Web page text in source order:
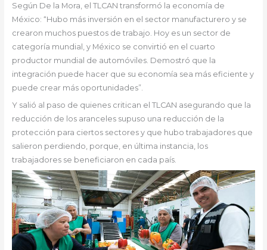
Según De la Mora, el TLCAN transformó la economía de
México: “Hubo más inversión en el sector manufacturero y se
crearon muchos puestos de trabajo. Hoy es un sector de
categoría mundial, y México se convirtió en el cuarto
productor mundial de automóviles. Demostró que la
integración puede hacer que su economía sea más eficiente y
puede crear más oportunidades”.
Y salió al paso de quienes critican el TLCAN asegurando que la
reducción de los aranceles supuso una reducción de la
protección para ciertos sectores y que hubo trabajadores que
salieron perdiendo, porque, en última instancia, los
trabajadores se beneficiaron en cada país.